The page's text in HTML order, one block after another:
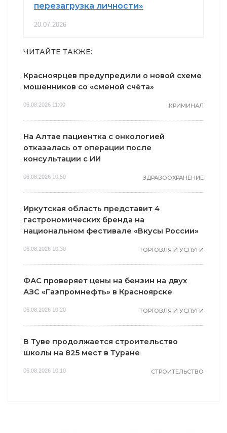
перезагрузка личности»
20.07.2026
ЧИТАЙТЕ ТАКЖЕ:
Красноярцев предупредили о новой схеме
мошенников со «сменой счёта»
06.08.2026 11:00 КРИМИНАЛ
На Алтае пациентка с онкологией
отказалась от операции после
консультации с ИИ
06.08.2026 10:50 ЗДРАВООХРАНЕНИЕ
Иркутская область представит 4
гастрономических бренда на
национальном фестивале «Вкусы России»
06.08.2026 10:30 ТОРГОВЛЯ И УСЛУГИ
ФАС проверяет цены на бензин на двух
АЗС «Газпромнефть» в Красноярске
06.08.2026 10:20 ТОРГОВЛЯ И УСЛУГИ
В Туве продолжается строительство
школы на 825 мест в Туране
06.08.2026 10:10 СТРОИТЕЛЬСТВО